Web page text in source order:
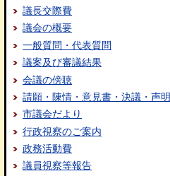
議長交際費
議会の概要
一般質問・代表質問
議案及び審議結果
会議の傍聴
請願・陳情・意見書・決議・声明
市議会だより
行政視察のご案内
政務活動費
議員視察等報告